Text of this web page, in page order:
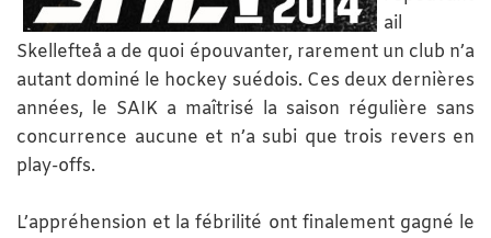
ail
Skellefteå a de quoi épouvanter, rarement un club n’a
autant dominé le hockey suédois. Ces deux dernières
années, le SAIK a maîtrisé la saison régulière sans
concurrence aucune et n’a subi que trois revers en
play-offs.
L’appréhension et la fébrilité ont finalement gagné le